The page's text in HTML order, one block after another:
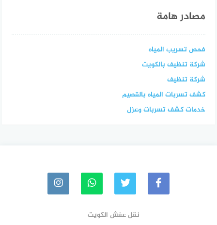
مصادر هامة
فحص تسريب المياه
شركة تنظيف بالكويت
شركة تنظيف
كشف تسربات المياه بالقصيم
خدمات كشف تسربات وعزل
نقل عفش الكويت